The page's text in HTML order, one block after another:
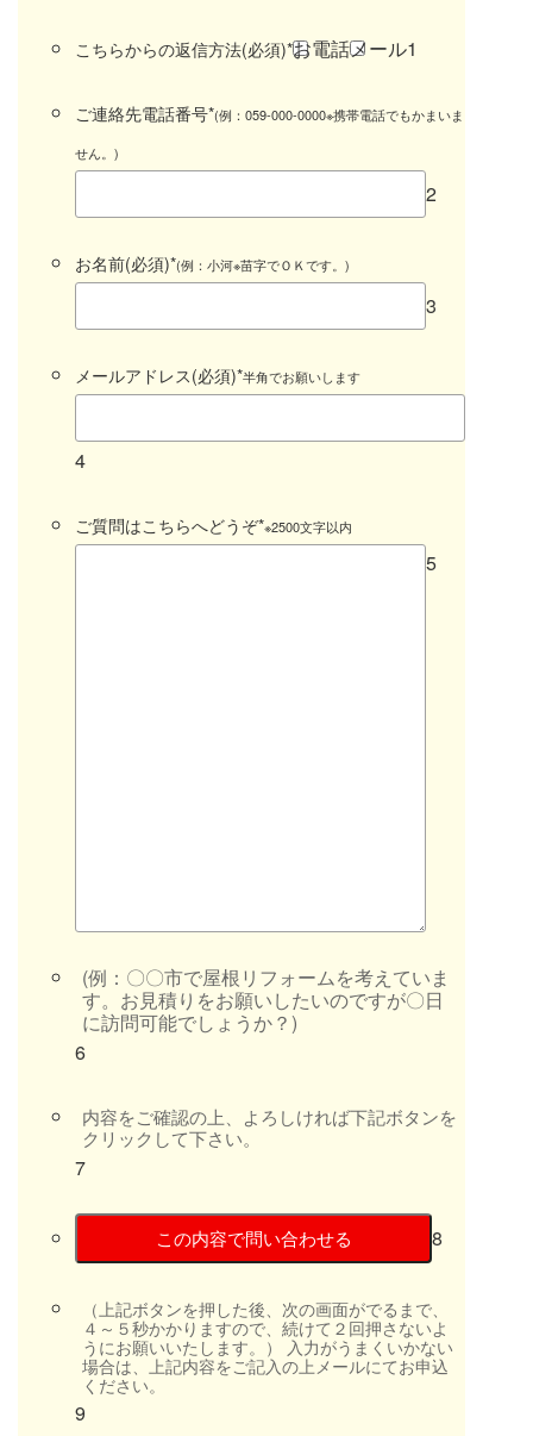
こちらからの返信方法(必須)*お電話メール1
ご連絡先電話番号*(例：059-000-0000※携帯電話でもかまいま
せん。)
2
お名前(必須)*(例：小河※苗字でＯＫです。)
3
メールアドレス(必須)*半角でお願いします
4
ご質問はこちらへどうぞ*※2500文字以内
5
(例：〇〇市で屋根リフォームを考えていま
す。お見積りをお願いしたいのですが〇日
に訪問可能でしょうか？)
6
内容をご確認の上、よろしければ下記ボタンを
クリックして下さい。
7
この内容で問い合わせる 8
（上記ボタンを押した後、次の画面がでるまで、
４～５秒かかりますので、続けて２回押さないよ
うにお願いいたします。） 入力がうまくいかない
場合は、上記内容をご記入の上メールにてお申込
ください。
9